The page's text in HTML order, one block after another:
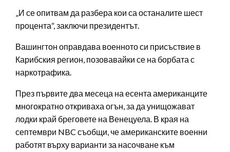
„И се опитвам да разбера кои са останалите шест
процента“, заключи президентът.
Вашингтон оправдава военното си присъствие в
Карибския регион, позовавайки се на борбата с
наркотрафика.
През първите два месеца на есента американците
многократно откриваха огън, за да унищожават
лодки край бреговете на Венецуела. В края на
септември NBC съобщи, че американските военни
работят върху варианти за насочване към